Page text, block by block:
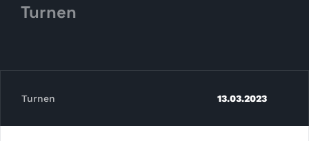
Turnen
Turnen 13.03.2023